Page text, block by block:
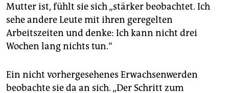
Mutter ist, fühlt sie sich „stärker beobachtet. Ich
sehe andere Leute mit ihren geregelten
Arbeitszeiten und denke: Ich kann nicht drei
Wochen lang nichts tun.“
Ein nicht vorhergesehenes Erwachsenwerden
beobachte sie da an sich. „Der Schritt zum